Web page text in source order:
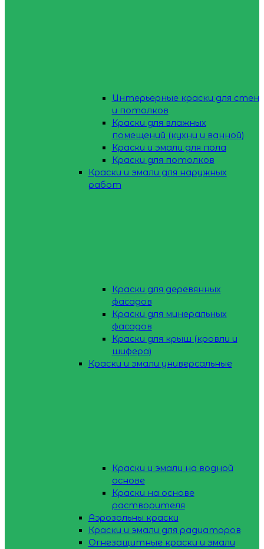
Интерьерные краски для стен
и потолков
Краски для влажных
помещений (кухни и ванной)
Краски и эмали для пола
Краски для потолков
Краски и эмали для наружных
работ
Краски для деревянных
фасадов
Краски для минеральных
фасадов
Краски для крыш (кровли и
шифера)
Краски и эмали универсальные
Краски и эмали на водной
основе
Краски на основе
растворителя
Аэрозольны краски
Краски и эмали для радиаторов
Огнезащитные краски и эмали